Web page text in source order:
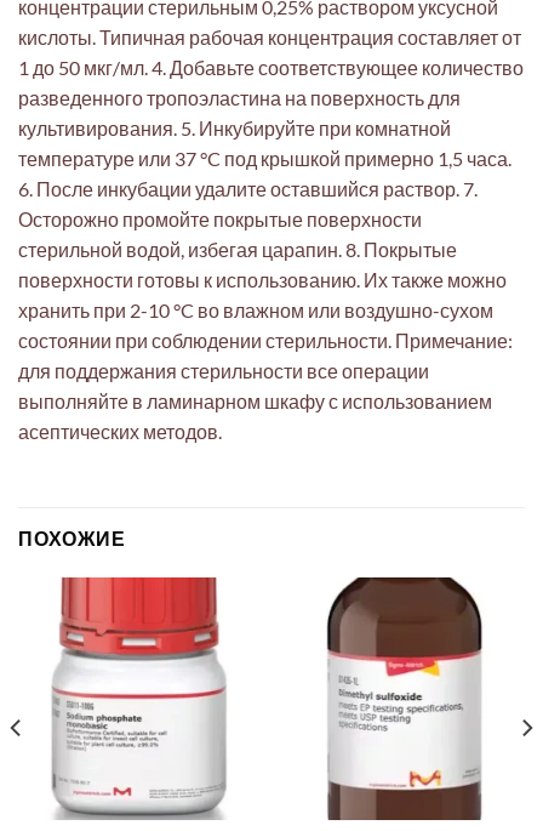
концентрации стерильным 0,25% раствором уксусной
кислоты. Типичная рабочая концентрация составляет от
1 до 50 мкг/мл. 4. Добавьте соответствующее количество
разведенного тропоэластина на поверхность для
культивирования. 5. Инкубируйте при комнатной
температуре или 37 °C под крышкой примерно 1,5 часа.
6. После инкубации удалите оставшийся раствор. 7.
Осторожно промойте покрытые поверхности
стерильной водой, избегая царапин. 8. Покрытые
поверхности готовы к использованию. Их также можно
хранить при 2-10 °C во влажном или воздушно-сухом
состоянии при соблюдении стерильности. Примечание:
для поддержания стерильности все операции
выполняйте в ламинарном шкафу с использованием
асептических методов.
ПОХОЖИЕ